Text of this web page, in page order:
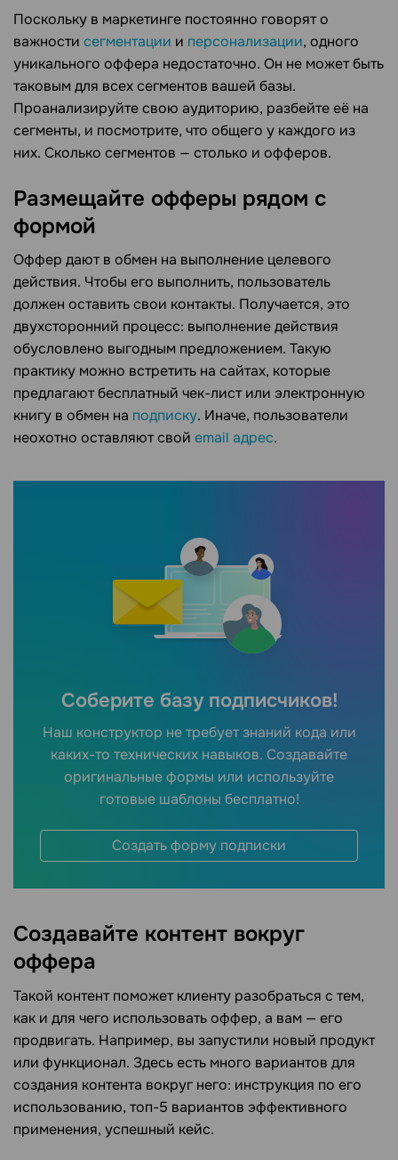
Поскольку в маркетинге постоянно говорят о
важности сегментации и персонализации, одного
уникального оффера недостаточно. Он не может быть
таковым для всех сегментов вашей базы.
Проанализируйте свою аудиторию, разбейте её на
сегменты, и посмотрите, что общего у каждого из
них. Сколько сегментов — столько и офферов.
Размещайте офферы рядом с
формой
Оффер дают в обмен на выполнение целевого
действия. Чтобы его выполнить, пользователь
должен оставить свои контакты. Получается, это
двухсторонний процесс: выполнение действия
обусловлено выгодным предложением. Такую
практику можно встретить на сайтах, которые
предлагают бесплатный чек-лист или электронную
книгу в обмен на подписку. Иначе, пользователи
неохотно оставляют свой email адрес.
Соберите базу подписчиков!
Наш конструктор не требует знаний кода или
каких-то технических навыков. Создавайте
оригинальные формы или используйте
готовые шаблоны бесплатно!
Создать форму подписки
Создавайте контент вокруг
оффера
Такой контент поможет клиенту разобраться с тем,
как и для чего использовать оффер, а вам — его
продвигать. Например, вы запустили новый продукт
или функционал. Здесь есть много вариантов для
создания контента вокруг него: инструкция по его
использованию, топ-5 вариантов эффективного
применения, успешный кейс.